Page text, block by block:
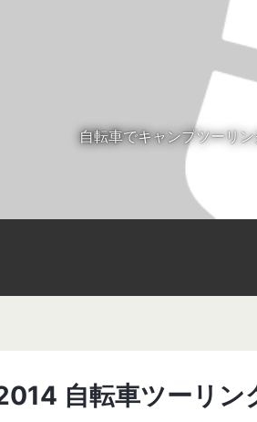
自転車でキャンプツーリ
自転車ツーリン